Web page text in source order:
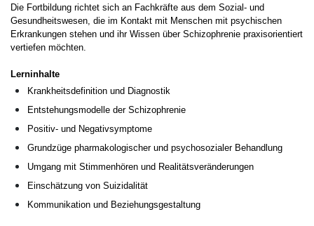
Die Fortbildung richtet sich an Fachkräfte aus dem Sozial- und
Gesundheitswesen, die im Kontakt mit Menschen mit psychischen
Erkrankungen stehen und ihr Wissen über Schizophrenie praxisorientiert
vertiefen möchten.
Lerninhalte
Krankheitsdefinition und Diagnostik
Entstehungsmodelle der Schizophrenie
Positiv- und Negativsymptome
Grundzüge pharmakologischer und psychosozialer Behandlung
Umgang mit Stimmenhören und Realitätsveränderungen
Einschätzung von Suizidalität
Kommunikation und Beziehungsgestaltung